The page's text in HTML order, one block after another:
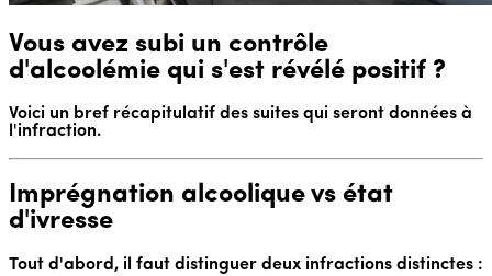
Vous avez subi un contrôle
d'alcoolémie qui s'est révélé positif ?
Voici un bref récapitulatif des suites qui seront données à
l'infraction.
Imprégnation alcoolique vs état
d'ivresse
Tout d'abord, il faut distinguer deux infractions distinctes :